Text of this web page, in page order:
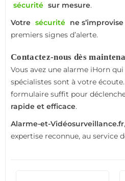
sécurité sur mesure.
Votre sécurité ne
premiers signes d’alerte.
Contactez-nous dès
Vous avez une alarme iHorn
spécialistes sont à votre
formulaire suffit pour
rapide et efficace.
Alarme-et-Vidéosurveillance.fr
expertise reconnue, au service